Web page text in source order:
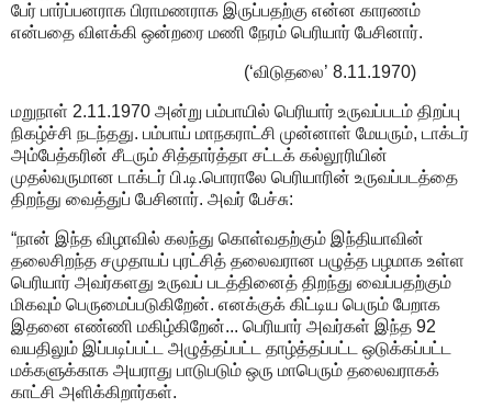
பேர் பார்ப்பனராக பிராமணராக இருப்பதற்கு என்ன காரணம்
என்பதை விளக்கி ஒன்றரை மணி நேரம் பெரியார் பேசினார்.
(‘விடுதலை’ 8.11.1970)
மறுநாள் 2.11.1970 அன்று பம்பாயில் பெரியார் உருவப்படம் திறப்பு
நிகழ்ச்சி நடந்தது. பம்பாய் மாநகராட்சி முன்னாள் மேயரும், டாக்டர்
அம்பேத்கரின் சீடரும் சித்தார்த்தா சட்டக் கல்லூரியின்
முதல்வருமான டாக்டர் பி.டி.பொராலே பெரியாரின் உருவப்படத்தை
திறந்து வைத்துப் பேசினார். அவர் பேச்சு:
“நான் இந்த விழாவில் கலந்து கொள்வதற்கும் இந்தியாவின்
தலைசிறந்த சமுதாயப் புரட்சித் தலைவரான பழுத்த பழமாக உள்ள
பெரியார் அவர்களது உருவப் படத்தினைத் திறந்து வைப்பதற்கும்
மிகவும் பெருமைப்படுகிறேன். எனக்குக் கிட்டிய பெரும் பேறாக
இதனை எண்ணி மகிழ்கிறேன்... பெரியார் அவர்கள் இந்த 92
வயதிலும் இப்படிப்பட்ட அழுத்தப்பட்ட தாழ்த்தப்பட்ட ஒடுக்கப்பட்ட
மக்களுக்காக அயராது பாடுபடும் ஒரு மாபெரும் தலைவராகக்
காட்சி அளிக்கிறார்கள்.